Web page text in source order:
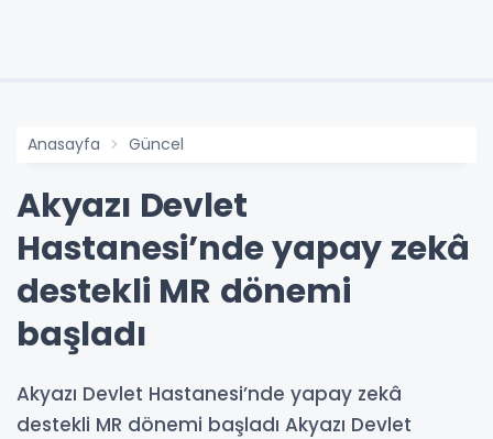
Anasayfa Güncel
Akyazı Devlet
Hastanesi’nde yapay zekâ
destekli MR dönemi
başladı
Akyazı Devlet Hastanesi’nde yapay zekâ
destekli MR dönemi başladı Akyazı Devlet